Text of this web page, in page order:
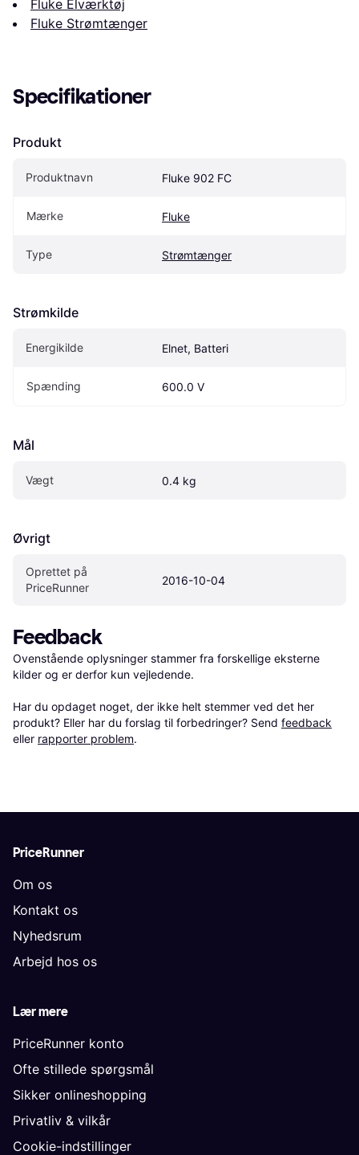
Fluke Elværktøj
Fluke Strømtænger
Specifikationer
Produkt
Produktnavn Fluke 902 FC
Mærke Fluke
Type Strømtænger
Strømkilde
Energikilde Elnet, Batteri
Spænding 600.0 V
Mål
Vægt 0.4 kg
Øvrigt
Oprettet på
PriceRunner
2016-10-04
Feedback
Ovenstående oplysninger stammer fra forskellige eksterne
kilder og er derfor kun vejledende.
Har du opdaget noget, der ikke helt stemmer ved det her
produkt? Eller har du forslag til forbedringer? Send feedback
eller rapporter problem.
PriceRunner
Om os
Kontakt os
Nyhedsrum
Arbejd hos os
Lær mere
PriceRunner konto
Ofte stillede spørgsmål
Sikker onlineshopping
Privatliv & vilkår
Cookie-indstillinger